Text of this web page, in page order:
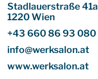
Stadlauerstraße 41a
1220 Wien
+43 660 86 93 080
info@werksalon.at
www.werksalon.at